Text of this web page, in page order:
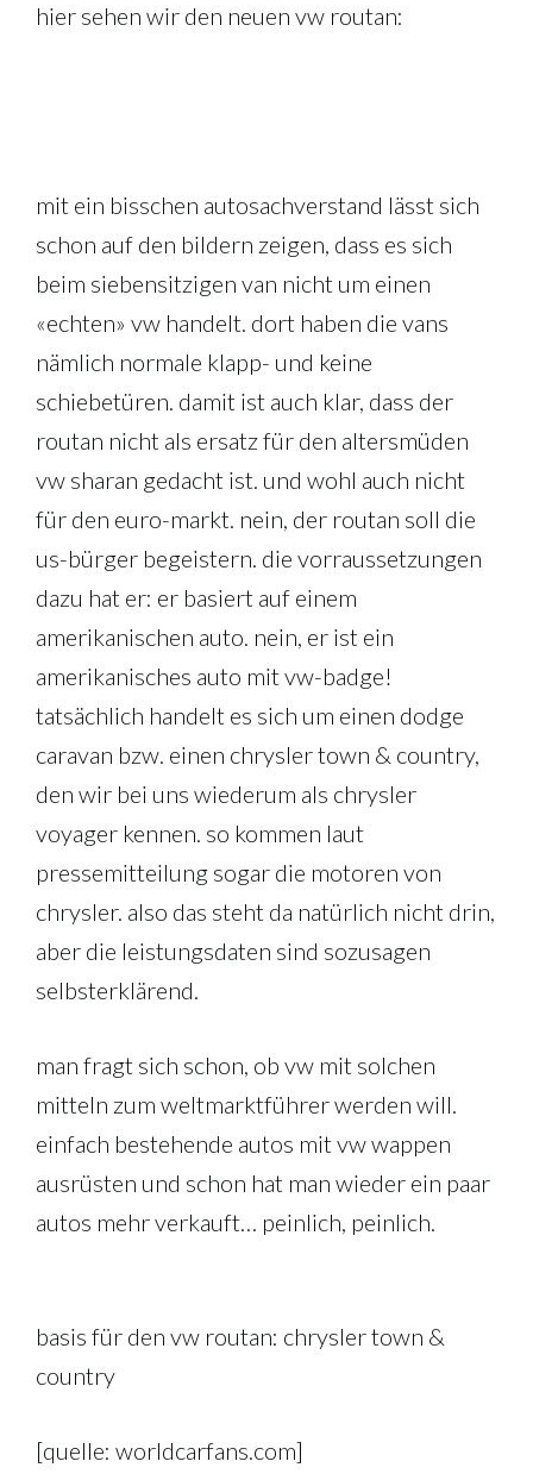
hier sehen wir den neuen vw routan:
mit ein bisschen autosachverstand lässt sich
schon auf den bildern zeigen, dass es sich
beim siebensitzigen van nicht um einen
«echten» vw handelt. dort haben die vans
nämlich normale klapp- und keine
schiebetüren. damit ist auch klar, dass der
routan nicht als ersatz für den altersmüden
vw sharan gedacht ist. und wohl auch nicht
für den euro-markt. nein, der routan soll die
us-bürger begeistern. die vorraussetzungen
dazu hat er: er basiert auf einem
amerikanischen auto. nein, er ist ein
amerikanisches auto mit vw-badge!
tatsächlich handelt es sich um einen dodge
caravan bzw. einen chrysler town & country,
den wir bei uns wiederum als chrysler
voyager kennen. so kommen laut
pressemitteilung sogar die motoren von
chrysler. also das steht da natürlich nicht drin,
aber die leistungsdaten sind sozusagen
selbsterklärend.
man fragt sich schon, ob vw mit solchen
mitteln zum weltmarktführer werden will.
einfach bestehende autos mit vw wappen
ausrüsten und schon hat man wieder ein paar
autos mehr verkauft… peinlich, peinlich.
basis für den vw routan: chrysler town &
country
[quelle: worldcarfans.com]